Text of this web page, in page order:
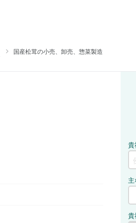
国産松茸の小売、卸売、惣菜製造